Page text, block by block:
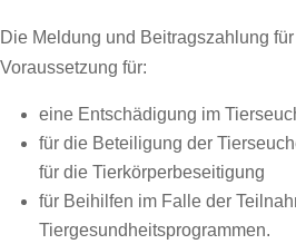
Die Meldung und Beitragszahlung
Voraussetzung für:
eine Entschädigung im
für die Beteiligung der
für die Tierkörperbeseitigung
für Beihilfen im Falle der
Tiergesundheitsprogrammen.